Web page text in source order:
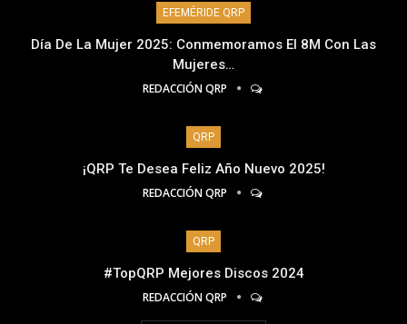
EFEMÉRIDE QRP
Día De La Mujer 2025: Conmemoramos El 8M Con Las
Mujeres…
REDACCIÓN QRP
QRP
¡QRP Te Desea Feliz Año Nuevo 2025!
REDACCIÓN QRP
QRP
#TopQRP Mejores Discos 2024
REDACCIÓN QRP